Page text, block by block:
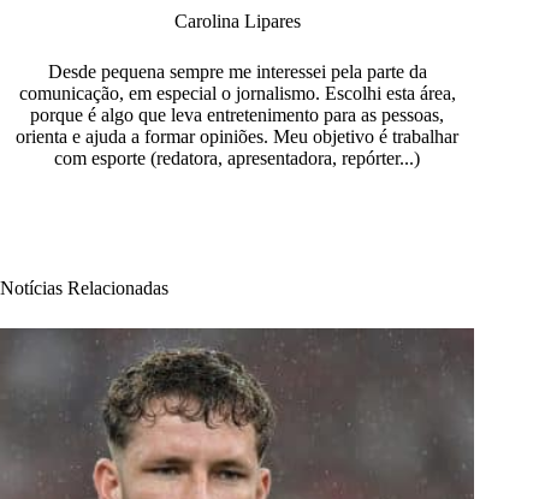
Carolina Lipares
Desde pequena sempre me interessei pela parte da
comunicação, em especial o jornalismo. Escolhi esta área,
porque é algo que leva entretenimento para as pessoas,
orienta e ajuda a formar opiniões. Meu objetivo é trabalhar
com esporte (redatora, apresentadora, repórter...)
Notícias Relacionadas